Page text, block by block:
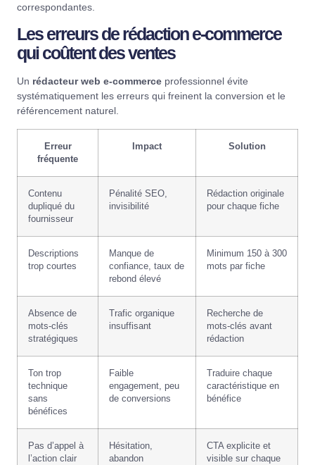
correspondantes.
Les erreurs de rédaction e-commerce
qui coûtent des ventes
Un rédacteur web e-commerce professionnel évite
systématiquement les erreurs qui freinent la conversion et le
référencement naturel.
Erreur
fréquente
Impact Solution
Contenu
dupliqué du
fournisseur
Pénalité SEO,
invisibilité
Rédaction originale
pour chaque fiche
Descriptions
trop courtes
Manque de
confiance, taux de
rebond élevé
Minimum 150 à 300
mots par fiche
Absence de
mots-clés
stratégiques
Trafic organique
insuffisant
Recherche de
mots-clés avant
rédaction
Ton trop
technique
sans
bénéfices
Faible
engagement, peu
de conversions
Traduire chaque
caractéristique en
bénéfice
Pas d’appel à
l’action clair
Hésitation,
abandon
CTA explicite et
visible sur chaque